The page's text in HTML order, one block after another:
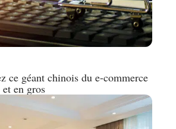
ce géant chinois du e-commerce
en gros